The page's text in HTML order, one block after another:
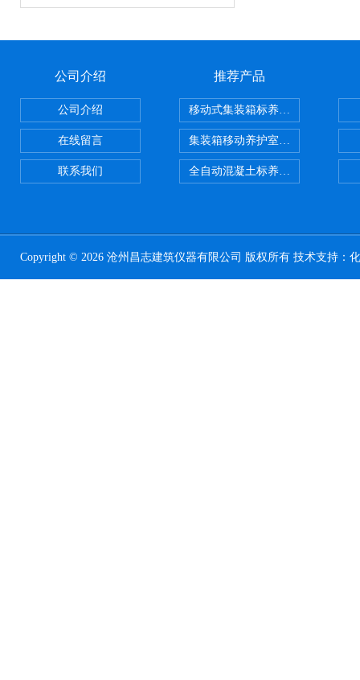
公司介绍
公司介绍
在线留言
联系我们
推荐产品
移动式集装箱标养室 养护室设备
集装箱移动养护室 标养室
全自动混凝土标养室恒温恒湿设备
Copyright © 2026 沧州昌志建筑仪器有限公司 版权所有 技术支持：